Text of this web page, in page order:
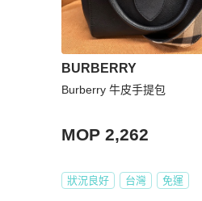
BURBERRY
Burberry 牛皮手提包
MOP 2,262
狀況良好 台灣 免運